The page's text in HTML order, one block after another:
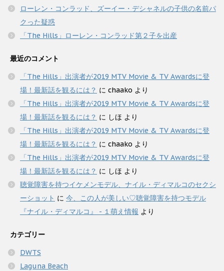
ローレン・コンラッド、ズーイー・デシャネルの子供の名前パ
クった疑惑
「The Hills」ローレン・コンラッド第２子を出産
最近のコメント
「The Hills」出演者が2019 MTV Movie & TV Awardsに登
場！最新話を観るには？ に chaako より
「The Hills」出演者が2019 MTV Movie & TV Awardsに登
場！最新話を観るには？ に しほ より
「The Hills」出演者が2019 MTV Movie & TV Awardsに登
場！最新話を観るには？ に chaako より
「The Hills」出演者が2019 MTV Movie & TV Awardsに登
場！最新話を観るには？ に しほ より
聴覚障害を持つイケメンモデル、ナイル・ディマルコのセクシ
ーショット に 今、この人が美しい♡聴覚障害を持つモデル
『ナイル・ディマルコ』 - １萌え情報 より
カテゴリー
DWTS
Laguna Beach